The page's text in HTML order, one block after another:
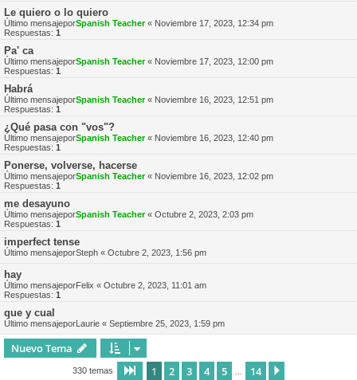
Le quiero o lo quiero
Último mensajeporSpanish Teacher« Noviembre 17, 2023, 12:34 pm
Respuestas: 1
Pa' ca
Último mensajeporSpanish Teacher« Noviembre 17, 2023, 12:00 pm
Respuestas: 1
Habrá
Último mensajeporSpanish Teacher« Noviembre 16, 2023, 12:51 pm
Respuestas: 1
¿Qué pasa con "vos"?
Último mensajeporSpanish Teacher« Noviembre 16, 2023, 12:40 pm
Respuestas: 1
Ponerse, volverse, hacerse
Último mensajeporSpanish Teacher« Noviembre 16, 2023, 12:02 pm
Respuestas: 1
me desayuno
Último mensajeporSpanish Teacher« Octubre 2, 2023, 2:03 pm
Respuestas: 1
imperfect tense
Último mensajeporSteph « Octubre 2, 2023, 1:56 pm
hay
Último mensajeporFelix « Octubre 2, 2023, 11:01 am
Respuestas: 1
que y cual
Último mensajeporLaurie « Septiembre 25, 2023, 1:59 pm
Nuevo Tema
330 temas Página de 14
1 2 3 4 5 14